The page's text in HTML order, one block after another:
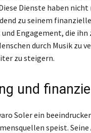
Dienste haben
zu seinem
Engagement, die
durch Musik zu
zu steigern.
und
Soler ein
speist.